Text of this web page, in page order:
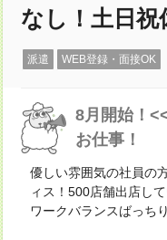
なし！土日祝
派遣 WEB登録・面接OK
8月開始！
お仕事！
優しい雰囲気の社員の
ィス！500店舗出店し
ワークバランスばっち